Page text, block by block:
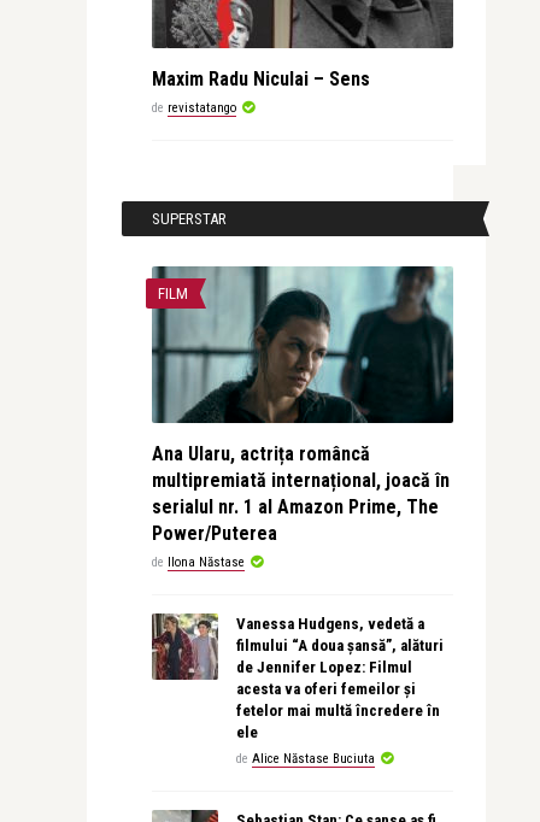
Maxim Radu Niculai – Sens
de revistatango
SUPERSTAR
FILM
Ana Ularu, actrița româncă
multipremiată internațional, joacă în
serialul nr. 1 al Amazon Prime, The
Power/Puterea
de Ilona Năstase
Vanessa Hudgens, vedetă a
filmului “A doua șansă”, alături
de Jennifer Lopez: Filmul
acesta va oferi femeilor și
fetelor mai multă încredere în
ele
de Alice Năstase Buciuta